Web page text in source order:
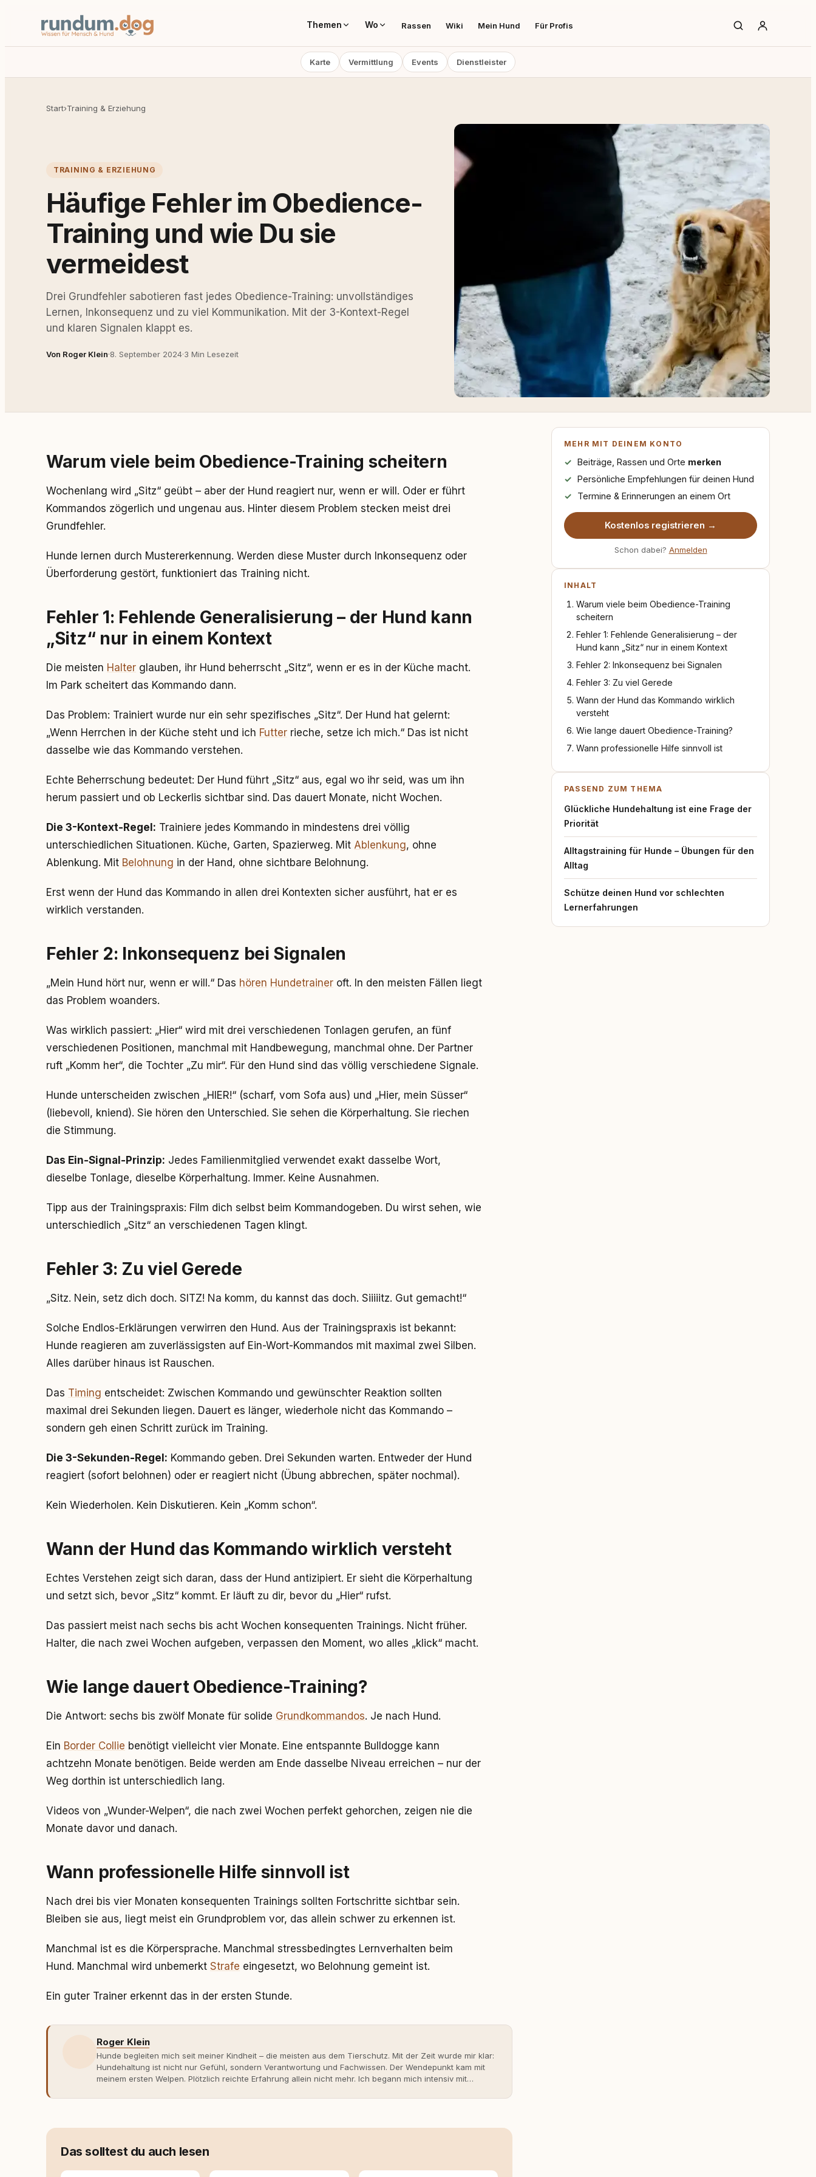
Themen Wo Rassen Wiki Mein Hund Für Profis
Karte Vermittlung Events Dienstleister
Start›Training & Erziehung
TRAINING & ERZIEHUNG
Häufige Fehler im Obedience-
Training und wie Du sie
vermeidest
Drei Grundfehler sabotieren fast jedes Obedience-Training: unvollständiges
Lernen, Inkonsequenz und zu viel Kommunikation. Mit der 3-Kontext-Regel
und klaren Signalen klappt es.
Von Roger Klein·8. September 2024·3 Min Lesezeit
Warum viele beim Obedience-Training scheitern
Wochenlang wird „Sitz“ geübt – aber der Hund reagiert nur, wenn er will. Oder er führt
Kommandos zögerlich und ungenau aus. Hinter diesem Problem stecken meist drei
Grundfehler.
Hunde lernen durch Mustererkennung. Werden diese Muster durch Inkonsequenz oder
Überforderung gestört, funktioniert das Training nicht.
Fehler 1: Fehlende Generalisierung – der Hund kann
„Sitz“ nur in einem Kontext
Die meisten Halter glauben, ihr Hund beherrscht „Sitz“, wenn er es in der Küche macht.
Im Park scheitert das Kommando dann.
Das Problem: Trainiert wurde nur ein sehr spezifisches „Sitz“. Der Hund hat gelernt:
„Wenn Herrchen in der Küche steht und ich Futter rieche, setze ich mich.“ Das ist nicht
dasselbe wie das Kommando verstehen.
Echte Beherrschung bedeutet: Der Hund führt „Sitz“ aus, egal wo ihr seid, was um ihn
herum passiert und ob Leckerlis sichtbar sind. Das dauert Monate, nicht Wochen.
Die 3-Kontext-Regel: Trainiere jedes Kommando in mindestens drei völlig
unterschiedlichen Situationen. Küche, Garten, Spazierweg. Mit Ablenkung, ohne
Ablenkung. Mit Belohnung in der Hand, ohne sichtbare Belohnung.
Erst wenn der Hund das Kommando in allen drei Kontexten sicher ausführt, hat er es
wirklich verstanden.
Fehler 2: Inkonsequenz bei Signalen
„Mein Hund hört nur, wenn er will.“ Das hören Hundetrainer oft. In den meisten Fällen liegt
das Problem woanders.
Was wirklich passiert: „Hier“ wird mit drei verschiedenen Tonlagen gerufen, an fünf
verschiedenen Positionen, manchmal mit Handbewegung, manchmal ohne. Der Partner
ruft „Komm her“, die Tochter „Zu mir“. Für den Hund sind das völlig verschiedene Signale.
Hunde unterscheiden zwischen „HIER!“ (scharf, vom Sofa aus) und „Hier, mein Süsser“
(liebevoll, kniend). Sie hören den Unterschied. Sie sehen die Körperhaltung. Sie riechen
die Stimmung.
Das Ein-Signal-Prinzip: Jedes Familienmitglied verwendet exakt dasselbe Wort,
dieselbe Tonlage, dieselbe Körperhaltung. Immer. Keine Ausnahmen.
Tipp aus der Trainingspraxis: Film dich selbst beim Kommandogeben. Du wirst sehen, wie
unterschiedlich „Sitz“ an verschiedenen Tagen klingt.
Fehler 3: Zu viel Gerede
„Sitz. Nein, setz dich doch. SITZ! Na komm, du kannst das doch. Siiiiitz. Gut gemacht!“
Solche Endlos-Erklärungen verwirren den Hund. Aus der Trainingspraxis ist bekannt:
Hunde reagieren am zuverlässigsten auf Ein-Wort-Kommandos mit maximal zwei Silben.
Alles darüber hinaus ist Rauschen.
Das Timing entscheidet: Zwischen Kommando und gewünschter Reaktion sollten
maximal drei Sekunden liegen. Dauert es länger, wiederhole nicht das Kommando –
sondern geh einen Schritt zurück im Training.
Die 3-Sekunden-Regel: Kommando geben. Drei Sekunden warten. Entweder der Hund
reagiert (sofort belohnen) oder er reagiert nicht (Übung abbrechen, später nochmal).
Kein Wiederholen. Kein Diskutieren. Kein „Komm schon“.
Wann der Hund das Kommando wirklich versteht
Echtes Verstehen zeigt sich daran, dass der Hund antizipiert. Er sieht die Körperhaltung
und setzt sich, bevor „Sitz“ kommt. Er läuft zu dir, bevor du „Hier“ rufst.
Das passiert meist nach sechs bis acht Wochen konsequenten Trainings. Nicht früher.
Halter, die nach zwei Wochen aufgeben, verpassen den Moment, wo alles „klick“ macht.
Wie lange dauert Obedience-Training?
Die Antwort: sechs bis zwölf Monate für solide Grundkommandos. Je nach Hund.
Ein Border Collie benötigt vielleicht vier Monate. Eine entspannte Bulldogge kann
achtzehn Monate benötigen. Beide werden am Ende dasselbe Niveau erreichen – nur der
Weg dorthin ist unterschiedlich lang.
Videos von „Wunder-Welpen“, die nach zwei Wochen perfekt gehorchen, zeigen nie die
Monate davor und danach.
Wann professionelle Hilfe sinnvoll ist
Nach drei bis vier Monaten konsequenten Trainings sollten Fortschritte sichtbar sein.
Bleiben sie aus, liegt meist ein Grundproblem vor, das allein schwer zu erkennen ist.
Manchmal ist es die Körpersprache. Manchmal stressbedingtes Lernverhalten beim
Hund. Manchmal wird unbemerkt Strafe eingesetzt, wo Belohnung gemeint ist.
Ein guter Trainer erkennt das in der ersten Stunde.
Roger Klein
Hunde begleiten mich seit meiner Kindheit – die meisten aus dem Tierschutz. Mit der Zeit wurde mir klar:
Hundehaltung ist nicht nur Gefühl, sondern Verantwortung und Fachwissen. Der Wendepunkt kam mit
meinem ersten Welpen. Plötzlich reichte Erfahrung allein nicht mehr. Ich begann mich intensiv mit
Erfahrung entsteht echte Bindung dort, wo Verständnis Wissen ersetzt – nicht umgekehrt. Aus dieser
Das solltest du auch lesen
MEHR MIT DEINEM KONTO
Beiträge, Rassen und Orte merken
Persönliche Empfehlungen für deinen Hund
Termine & Erinnerungen an einem Ort
Kostenlos registrieren →
Schon dabei? Anmelden
INHALT
Warum viele beim Obedience-Training
scheitern
Fehler 1: Fehlende Generalisierung – der
Hund kann „Sitz“ nur in einem Kontext
Fehler 2: Inkonsequenz bei Signalen
Fehler 3: Zu viel Gerede
Wann der Hund das Kommando wirklich
versteht
Wie lange dauert Obedience-Training?
Wann professionelle Hilfe sinnvoll ist
PASSEND ZUM THEMA
Glückliche Hundehaltung ist eine Frage der
Priorität
Alltagstraining für Hunde – Übungen für den
Alltag
Schütze deinen Hund vor schlechten
Lernerfahrungen